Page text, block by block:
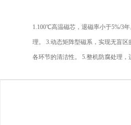
1.100℃高温磁芯，退磁率小于5%/3
理。 3.动态矩阵型磁系，实现无盲
各环节的清洁性。 5.整机防腐处理，